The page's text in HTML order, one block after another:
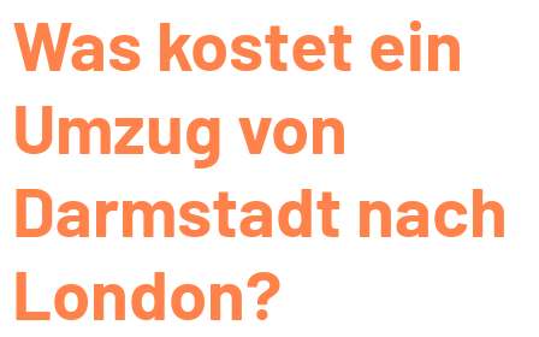
Was kostet ein
Umzug von
Darmstadt nach
London?